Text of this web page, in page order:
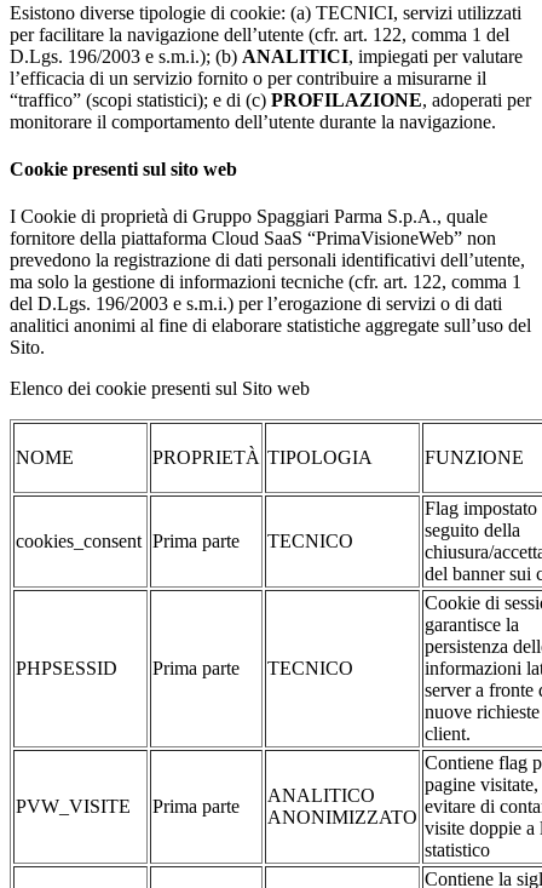
Esistono diverse tipologie di cookie: (a) TECNICI, servizi utilizzati
per facilitare la navigazione dell’utente (cfr. art. 122, comma 1 del
D.Lgs. 196/2003 e s.m.i.); (b) ANALITICI, impiegati per valutare
l’efficacia di un servizio fornito o per contribuire a misurarne il
“traffico” (scopi statistici); e di (c) PROFILAZIONE, adoperati per
monitorare il comportamento dell’utente durante la navigazione.
Cookie presenti sul sito web
I Cookie di proprietà di Gruppo Spaggiari Parma S.p.A., quale
fornitore della piattaforma Cloud SaaS “PrimaVisioneWeb” non
prevedono la registrazione di dati personali identificativi dell’utente,
ma solo la gestione di informazioni tecniche (cfr. art. 122, comma 1
del D.Lgs. 196/2003 e s.m.i.) per l’erogazione di servizi o di dati
analitici anonimi al fine di elaborare statistiche aggregate sull’uso del
Sito.
Elenco dei cookie presenti sul Sito web
NOME PROPRIETÀ TIPOLOGIA FUNZIONE
cookies_consent Prima parte TECNICO
Flag impostato
seguito della
chiusura/
del banner sui
PHPSESSID Prima parte TECNICO
Cookie di
garantisce la
persistenza
informazioni
server a fronte
nuove
client.
PVW_VISITE Prima parte
ANALITICO
ANONIMIZZATO
Contiene flag
pagine visitate,
evitare di
visite doppie a
statistico
Contiene la